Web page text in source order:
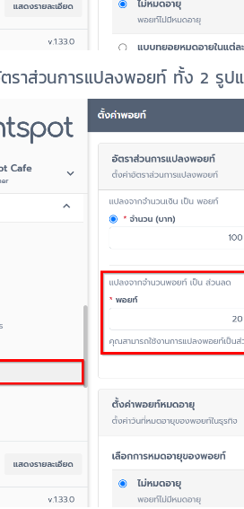
ราส่วนการแปลงพอยท์ ทั้ง 2 รู